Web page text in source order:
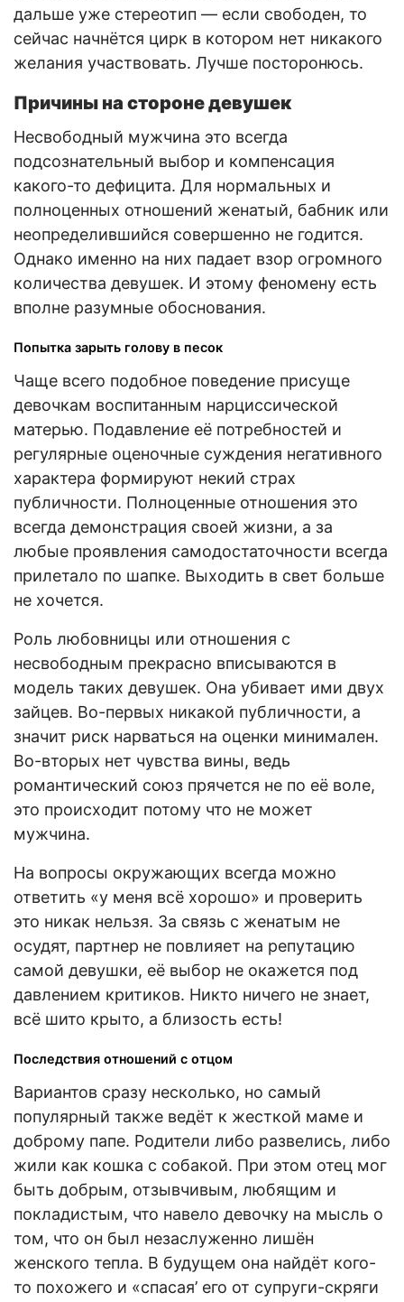
дальше уже стереотип — если свободен, то
сейчас начнётся цирк в котором нет никакого
желания участвовать. Лучше посторонюсь.
Причины на стороне девушек
Несвободный мужчина это всегда
подсознательный выбор и компенсация
какого-то дефицита. Для нормальных и
полноценных отношений женатый, бабник или
неопределившийся совершенно не годится.
Однако именно на них падает взор огромного
количества девушек. И этому феномену есть
вполне разумные обоснования.
Попытка зарыть голову в песок
Чаще всего подобное поведение присуще
девочкам воспитанным нарциссической
матерью. Подавление её потребностей и
регулярные оценочные суждения негативного
характера формируют некий страх
публичности. Полноценные отношения это
всегда демонстрация своей жизни, а за
любые проявления самодостаточности всегда
прилетало по шапке. Выходить в свет больше
не хочется.
Роль любовницы или отношения с
несвободным прекрасно вписываются в
модель таких девушек. Она убивает ими двух
зайцев. Во-первых никакой публичности, а
значит риск нарваться на оценки минимален.
Во-вторых нет чувства вины, ведь
романтический союз прячется не по её воле,
это происходит потому что не может
мужчина.
На вопросы окружающих всегда можно
ответить «у меня всё хорошо» и проверить
это никак нельзя. За связь с женатым не
осудят, партнер не повлияет на репутацию
самой девушки, её выбор не окажется под
давлением критиков. Никто ничего не знает,
всё шито крыто, а близость есть!
Последствия отношений с отцом
Вариантов сразу несколько, но самый
популярный также ведёт к жесткой маме и
доброму папе. Родители либо развелись, либо
жили как кошка с собакой. При этом отец мог
быть добрым, отзывчивым, любящим и
покладистым, что навело девочку на мысль о
том, что он был незаслуженно лишён
женского тепла. В будущем она найдёт кого-
то похожего и «спасая’ его от супруги-скряги